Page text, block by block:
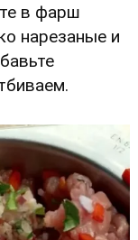
в фарш
нарезаные и